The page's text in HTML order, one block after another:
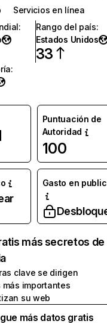
Servicios en línea
:
Rango del país:
Estados Unidos
33
:
Puntuación de
Autoridad
100
Gasto en
más secretos de
clave se dirigen
más importantes
su web
más datos gratis